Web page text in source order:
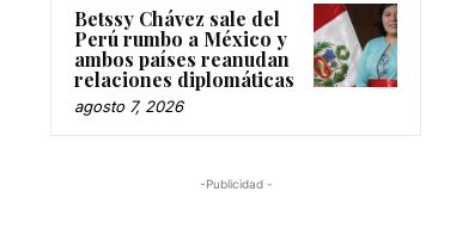
Betssy Chávez sale del
Perú rumbo a México y
ambos países reanudan
relaciones diplomáticas
agosto 7, 2026
-Publicidad -